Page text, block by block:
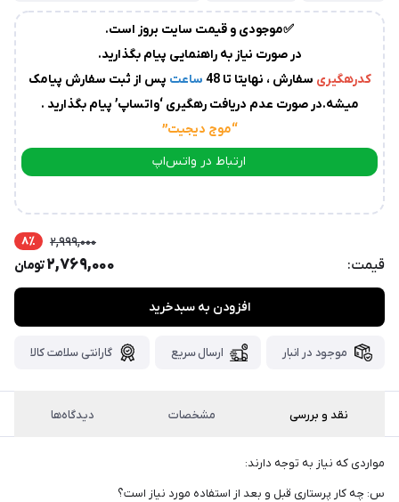
1
کاریمی
باشد.
عدم
کدرهگیریاز
پست،جهت
دریافت
۴۸ساعت
سفارش،واتساپ
✅موجودی و قیمت سایت بروز است.
در صورت نیاز به راهنمایی پیام بگذارید.
کدرهگیری سفارش ، نهایتا تا 48 ساعت پس از ثبت سفارش پیامک
میشه.در صورت عدم دریافت رهگیری ‘واتساپ’ پیام بگذارید .
“موج دیجیت”
ارتباط در واتس‌اپ
قیمت:
2,999,000 8٪
2,769,000تومان
افزودن به سبدخرید
موجود در انبار ارسال سریع گارانتی سلامت کالا
نقد و بررسی مشخصات دیدگاه‌ها
مواردی که نیاز به توجه دارند:
س: چه کار پرستاری قبل و بعد از استفاده مورد نیاز است؟